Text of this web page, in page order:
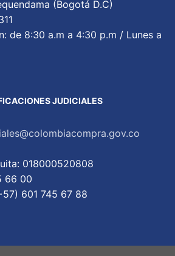
(Bogotá D.C)
de 8:30 a.m a 4:30 p.m / Lunes a
JUDICIALES
018000520808
66 00
601 745 67 88